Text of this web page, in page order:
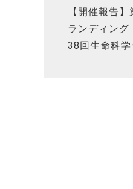
【開催報告
ランディング
38回生命科学